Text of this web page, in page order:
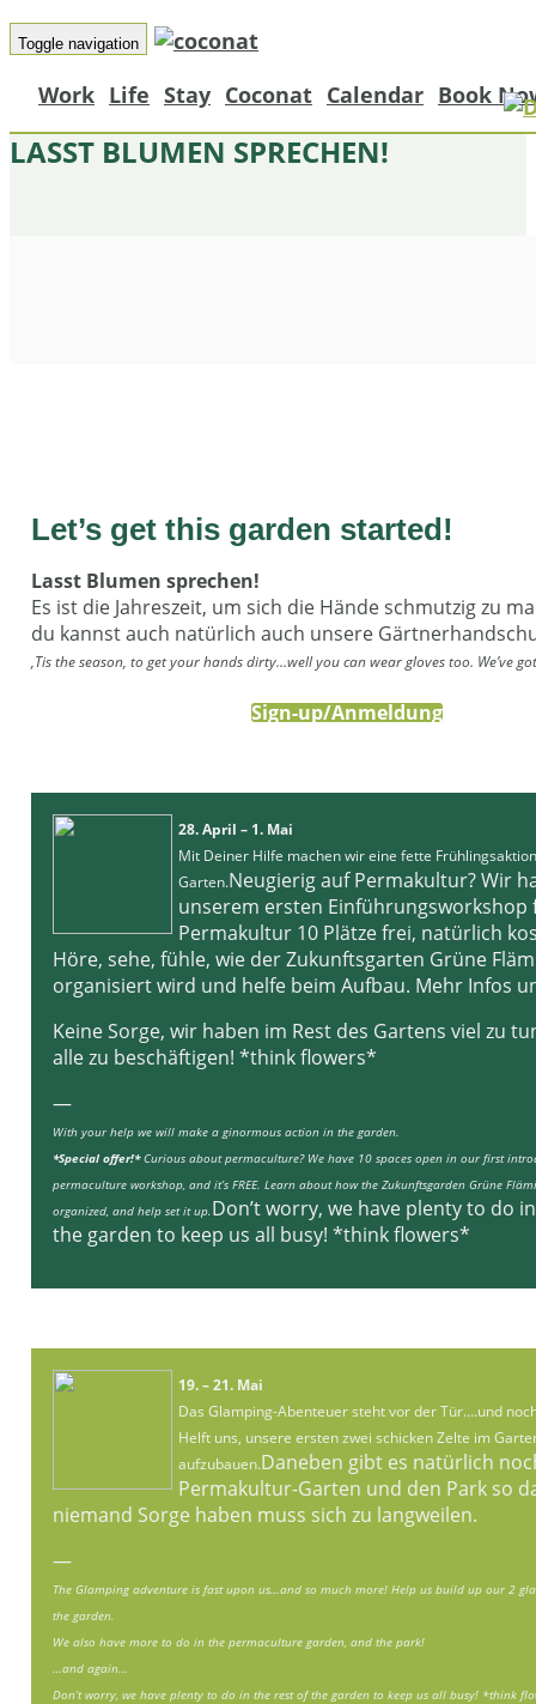
Toggle navigation
Work Life Stay Coconat Calendar Book
LASST BLUMEN SPRECHEN!
Let’s get this garden started!
Lasst Blumen sprechen!
Es ist die Jahreszeit, um sich die Hände schmutzig zu
du kannst auch natürlich auch unsere
‚Tis the season, to get your hands dirty…well you can wear gloves too. We’ve
Sign-up/Anmeldung
28. April – 1. Mai
Mit Deiner Hilfe machen wir eine fette
Garten.Neugierig auf Permakultur? Wir
unserem ersten Einführungsworkshop
Permakultur 10 Plätze frei, natürlich
Höre, sehe, fühle, wie der Zukunftsgarten Grüne
organisiert wird und helfe beim Aufbau. Mehr Infos
Keine Sorge, wir haben im Rest des Gartens viel zu
alle zu beschäftigen! *think flowers*
—
With your help we will make a ginormous action in the garden.
*Special offer!*Curious about permaculture? We have 10 spaces open in our first
permaculture workshop, and it’s FREE. Learn about how the Zukunftsgarden Grüne
organized, and help set it up.Don’t worry, we have plenty to do
the garden to keep us all busy! *think flowers*
19. – 21. Mai
Das Glamping-Abenteuer steht vor der Tür….und
Helft uns, unsere ersten zwei schicken Zelte im
aufzubauen.Daneben gibt es natürlich
Permakultur-Garten und den Park so
niemand Sorge haben muss sich zu langweilen.
—
The Glamping adventure is fast upon us…and so much more! Help us build up our 2
the garden.
We also have more to do in the permaculture garden, and the park!
…and again…
Don’t worry, we have plenty to do in the rest of the garden to keep us all busy! *think